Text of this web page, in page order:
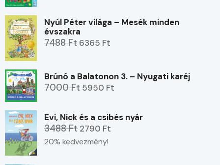
Nyúl Péter világa – Mesék minden
évszakra
7488 Ft 6365 Ft
Brúnó a Balatonon 3. – Nyugati karéj
7000 Ft 5950 Ft
Evi, Nick és a csibés nyár
3488 Ft 2790 Ft
20% kedvezmény!